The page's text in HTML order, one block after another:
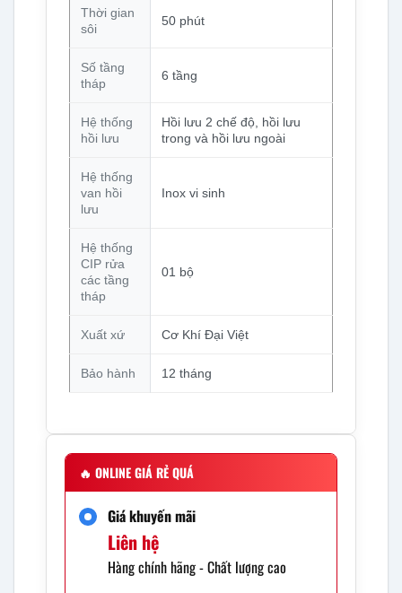
Thời gian
sôi
50 phút
Số tầng
tháp
6 tầng
Hệ thống
hồi lưu
Hồi lưu 2 chế độ, hồi lưu
trong và hồi lưu ngoài
Hệ thống
van hồi
lưu
Inox vi sinh
Hệ thống
CIP rửa
các tầng
tháp
01 bộ
Xuất xứ Cơ Khí Đại Việt
Bảo hành 12 tháng
🔥 ONLINE GIÁ RẺ QUÁ
Giá khuyến mãi
Liên hệ
Hàng chính hãng - Chất lượng cao